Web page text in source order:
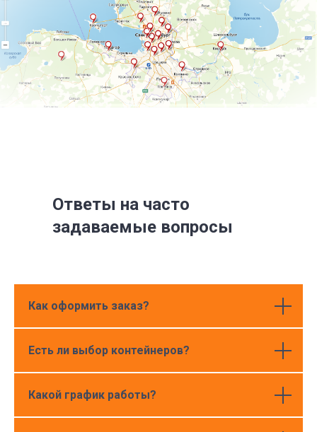
Ответы на часто
задаваемые вопросы
Как оформить заказ?
Есть ли выбор контейнеров?
Какой график работы?